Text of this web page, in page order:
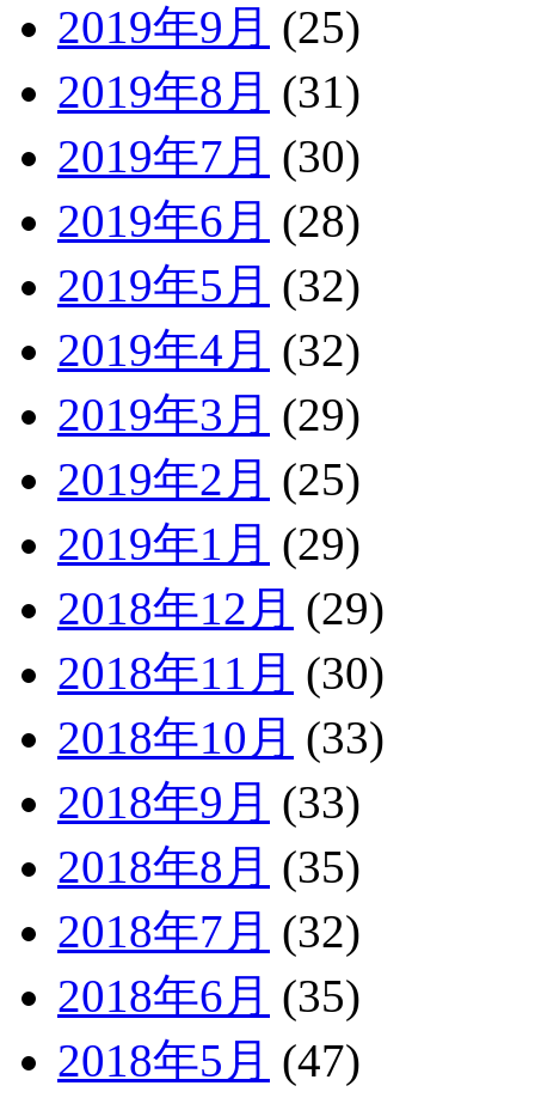
2019年9月 (25)
2019年8月 (31)
2019年7月 (30)
2019年6月 (28)
2019年5月 (32)
2019年4月 (32)
2019年3月 (29)
2019年2月 (25)
2019年1月 (29)
2018年12月 (29)
2018年11月 (30)
2018年10月 (33)
2018年9月 (33)
2018年8月 (35)
2018年7月 (32)
2018年6月 (35)
2018年5月 (47)